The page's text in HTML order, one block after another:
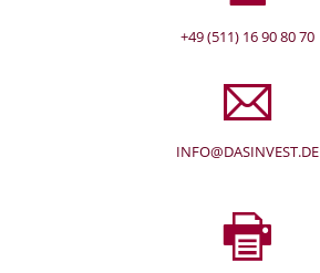
+49 (511) 16 90 80 70
INFO@DASINVEST.DE